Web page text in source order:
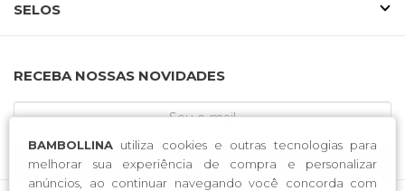
BAMBOLLINA utiliza cookies e outras tecnologias para
melhorar sua experiência de compra e personalizar
anúncios, ao continuar navegando você concorda com
SELOS
RECEBA NOSSAS NOVIDADES
CADASTRE-SE